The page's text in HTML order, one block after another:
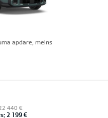
apdare, melns
440 €
2 199 €